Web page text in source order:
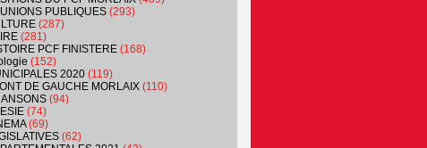
PUBLIQUES (293)
(287)
(281)
PCF FINISTERE (168)
(152)
2020 (119)
DE GAUCHE MORLAIX (110)
(94)
(74)
(69)
(62)